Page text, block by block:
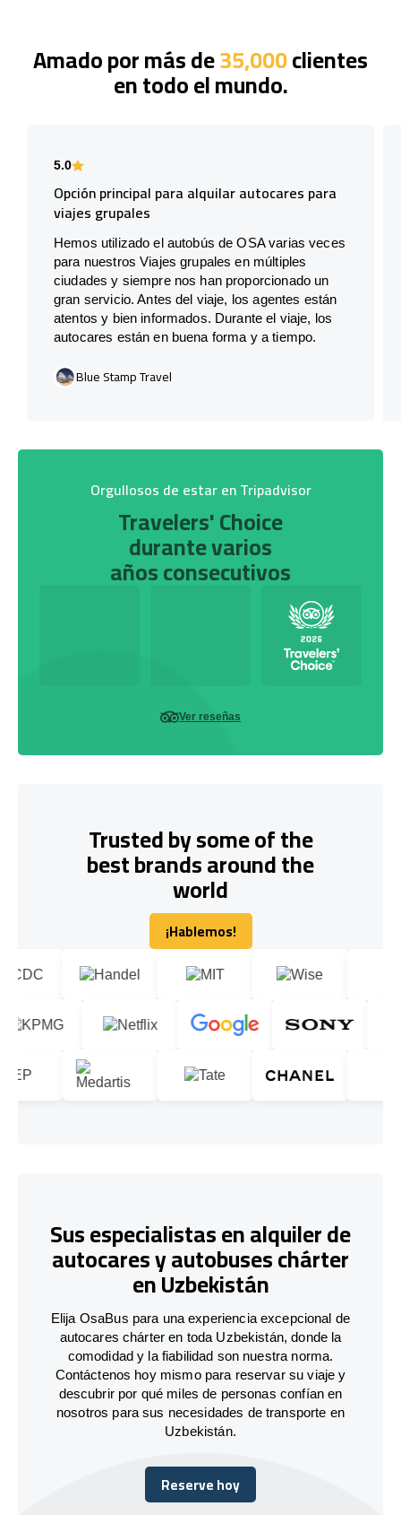
Amado por más de35,000clientes
en todo el mundo.
5.0
Opción principal para alquilar autocares para
viajes grupales
Hemos utilizado el autobús de OSA varias veces
para nuestros Viajes grupales en múltiples
ciudades y siempre nos han proporcionado un
gran servicio. Antes del viaje, los agentes están
atentos y bien informados. Durante el viaje, los
autocares están en buena forma y a tiempo.
Blue Stamp Travel
Orgullosos de estar en Tripadvisor
Travelers' Choice
durante varios
años consecutivos
Ver reseñas
Trusted by some of the
best brands around the
world
¡Hablemos!
¡Hablemos!
Sus especialistas en alquiler de
autocares y autobuses chárter
en Uzbekistán
Elija OsaBus para una experiencia excepcional de
autocares chárter en toda Uzbekistán, donde la
comodidad y la fiabilidad son nuestra norma.
Contáctenos hoy mismo para reservar su viaje y
descubrir por qué miles de personas confían en
nosotros para sus necesidades de transporte en
Uzbekistán.
Reserve hoy
Reserve hoy